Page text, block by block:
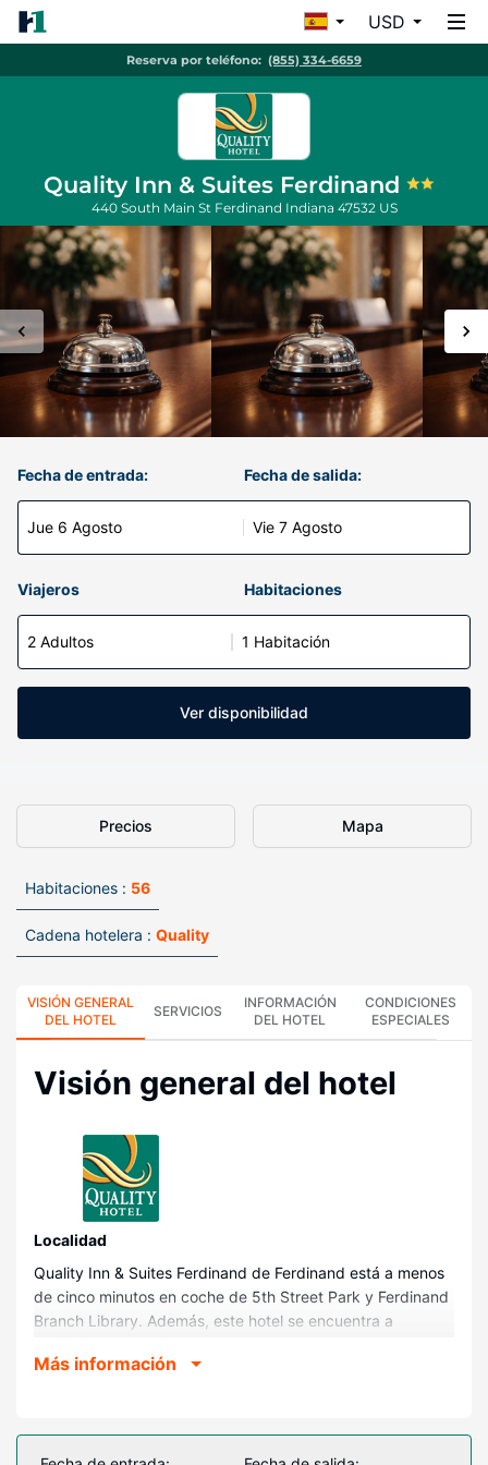
USD
Reserva por teléfono: (855) 334-6659
Quality Inn & Suites Ferdinand
440 South Main St Ferdinand Indiana 47532 US
Fecha de entrada:
Jue 6 Agosto
Fecha de salida:
Vie 7 Agosto
Viajeros Habitaciones
2 Adultos 1 Habitación
Ver disponibilidad
Precios Mapa
Habitaciones : 56
Cadena hotelera : Quality
VISIÓN GENERAL
DEL HOTEL
SERVICIOS
INFORMACIÓN
DEL HOTEL
CONDICIONES
ESPECIALES
Visión general del hotel
Localidad
Quality Inn & Suites Ferdinand de Ferdinand está a menos
de cinco minutos en coche de 5th Street Park y Ferdinand
Branch Library. Además, este hotel se encuentra a
de Monastery Immaculate conception.
Te sentirás como en tu propia casa en cualquiera de las 56
habitaciones con aire acondicionado, frigorífico y televisión
Más información